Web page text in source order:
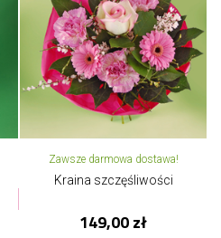
Zawsze darmowa dostawa!
Kraina szczęśliwości
149,00 zł